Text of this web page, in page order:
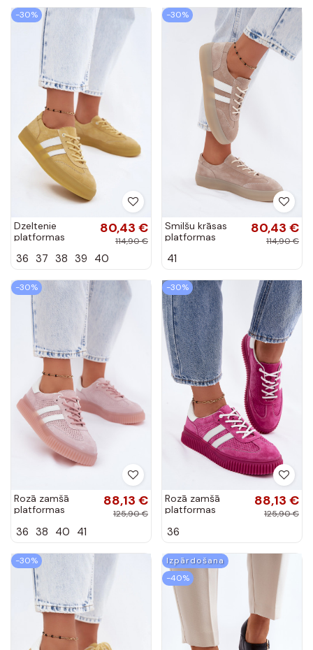
-30%
Dzeltenie
platformas
mākslīgās zamšā
80,43 €
114,90 €
36 37 38 39 40
-30%
Smilšu krāsas
platformas
Coralia
80,43 €
114,90 €
41
-30%
Rozā zamšā
platformas
Artelle
88,13 €
125,90 €
36 38 40 41
-30%
Rozā zamšā
platformas
Artelle
88,13 €
125,90 €
36
-30%
Izpārdošana
-40%